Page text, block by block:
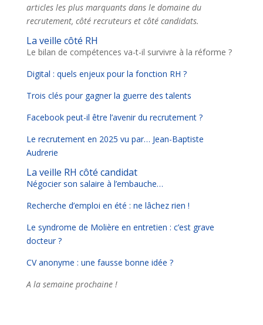
articles les plus marquants dans le domaine du
recrutement, côté recruteurs et côté candidats.
La veille côté RH
Le bilan de compétences va-t-il survivre à la réforme ?
Digital : quels enjeux pour la fonction RH ?
Trois clés pour gagner la guerre des talents
Facebook peut-il être l’avenir du recrutement ?
Le recrutement en 2025 vu par… Jean-Baptiste
Audrerie
La veille RH côté candidat
Négocier son salaire à l’embauche…
Recherche d’emploi en été : ne lâchez rien !
Le syndrome de Molière en entretien : c’est grave
docteur ?
CV anonyme : une fausse bonne idée ?
A la semaine prochaine !